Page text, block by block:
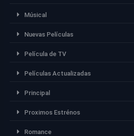
Músical
Nuevas Películas
Película de TV
Películas Actualizadas
Principal
Proximos Estrénos
Romance